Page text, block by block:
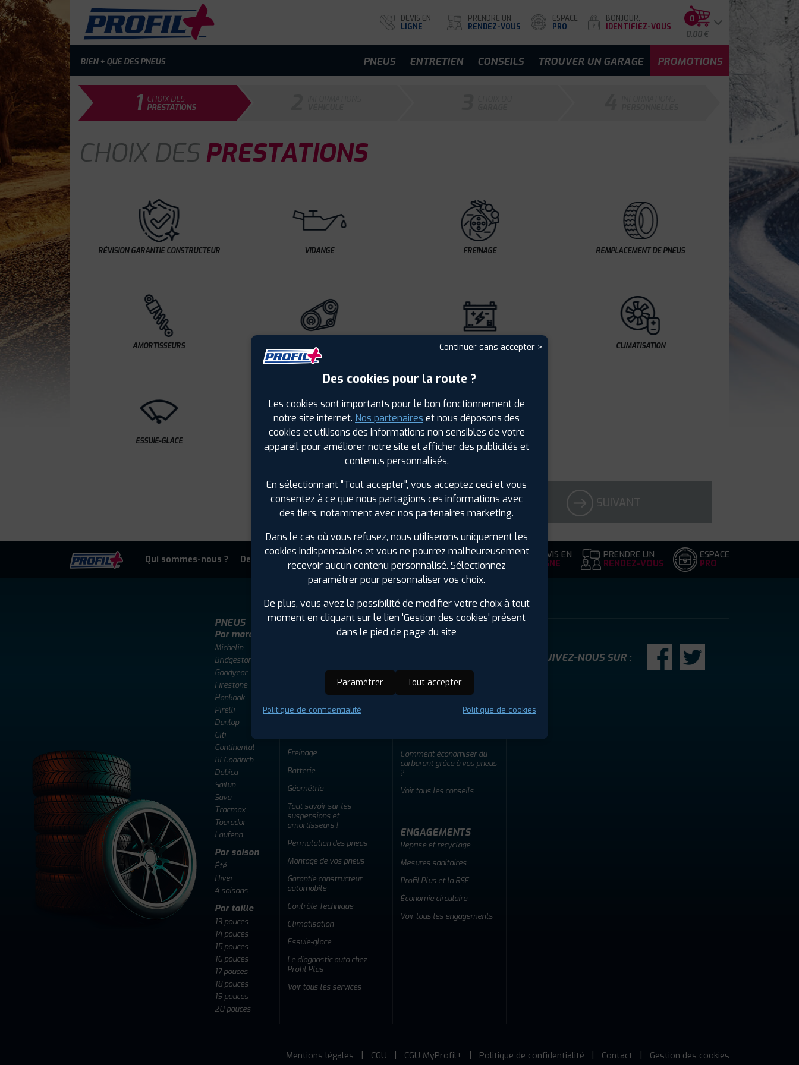
BIEN + QUE DES PNEUS
DEVIS EN
LIGNE
PRENDRE UN
RENDEZ-VOUS
ESPACE
PRO
BONJOUR,
IDENTIFIEZ-VOUS
0
0.00 €
PNEUS ENTRETIEN CONSEILS TROUVER UN GARAGE PROMOTIONS
1 CHOIX DES
PRESTATIONS
CHOIX DESPRESTATIONS
RÉVISION GARANTIE CONSTRUCTEUR VIDANGE FREINAGE REMPLACEMENT DE PNEUS
AMORTISSEURS DISTRIBUTION BATTERIE CLIMATISATION
ESSUIE-GLACE AUTRE (PRÉCISEZ VOTRE BESOIN)
SUIVANT
Qui sommes-nous ? Devenir adherent Offres d'emploi FAQ DEVIS EN
LIGNE
PRENDRE UN
RENDEZ-VOUS
ESPACE
PRO
PNEUS
Par marque
Michelin
Bridgestone
Goodyear
Firestone
Hankook
Pirelli
Dunlop
Giti
Continental
BFGoodrich
Debica
Sailun
Sava
Tracmax
Tourador
Laufenn
Par saison
Été
Hiver
4 saisons
Par taille
13 pouces
14 pouces
15 pouces
16 pouces
17 pouces
18 pouces
19 pouces
20 pouces
ENTRETIEN
Éclairage - Phares de
Chaînes et chaussettes
Les forfaits révision
véhicule électrique Profil
Plus
Freinage
Batterie
Géométrie
Tout savoir sur les
suspensions et
amortisseurs !
Permutation des pneus
Montage de vos pneus
Garantie constructeur
automobile
Contrôle Technique
Climatisation
Essuie-glace
Le diagnostic auto chez
Profil Plus
Voir tous les services
CONSEILS
Comment stocker vos
choisir pour son véhicule ?
Comment faire durer vos
L'éco-conduite : faire des
Comment économiser du
carburant grâce à vos pneus
?
Voir tous les conseils
ENGAGEMENTS
Reprise et recyclage
Mesures sanitaires
Profil Plus et la RSE
Économie circulaire
Voir tous les engagements
SUIVEZ-NOUS SUR :
Mentions légales CGU CGU MyProfil+ Politique de confidentialité Contact Gestion des cookies
Continuer sans accepter >
Des cookies pour la route ?
Les cookies sont importants pour le bon fonctionnement de
notre site internet. Nos partenaires et nous déposons des
cookies et utilisons des informations non sensibles de votre
appareil pour améliorer notre site et afficher des publicités et
contenus personnalisés.
En sélectionnant "Tout accepter", vous acceptez ceci et vous
consentez à ce que nous partagions ces informations avec
des tiers, notamment avec nos partenaires marketing.
Dans le cas où vous refusez, nous utiliserons uniquement les
cookies indispensables et vous ne pourrez malheureusement
recevoir aucun contenu personnalisé. Sélectionnez
paramétrer pour personnaliser vos choix.
De plus, vous avez la possibilité de modifier votre choix à tout
moment en cliquant sur le lien 'Gestion des cookies' présent
dans le pied de page du site
Paramétrer Tout accepter
Politique de confidentialité Politique de cookies